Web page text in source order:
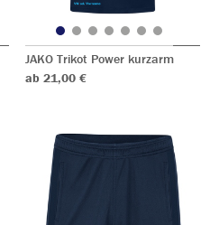
JAKO Trikot Power kurzarm
ab 21,00 €